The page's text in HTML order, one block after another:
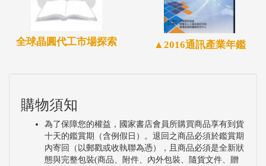
全球晶圓代工市場探索 ▲2016通訊產業年鑑
購物須知
為了保障您的權益，國家書店會員所購買商品享有到貨
十天的鑑賞期（含例假日）。退回之商品必須於鑑賞期
內寄回（以郵戳或收執聯為憑），且商品必須是全新狀
態與完整包裝(商品、附件、內外包裝、隨貨文件、贈